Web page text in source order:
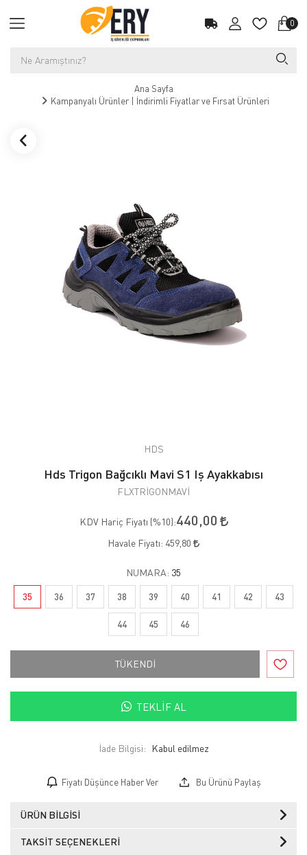
0
Ana Sayfa
Kampanyalı Ürünler | İndirimli Fiyatlar ve Fırsat Ürünleri
HDS
Hds Trigon Bağcıklı Mavi S1 Iş Ayakkabısı
FLXTRİGONMAVİ
KDV Hariç Fiyatı (%10):440,00
Havale Fiyatı: 459,80
NUMARA: 35
35 36 37 38 39 40 41 42 43
44 45 46
TÜKENDİ
TEKLIF AL
İade Bilgisi:
Fiyatı Düşünce Haber Ver Bu Ürünü Paylaş
ÜRÜN BILGISI
TAKSIT SEÇENEKLERI